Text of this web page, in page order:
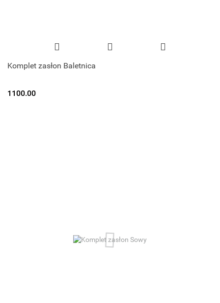
Komplet zasłon Baletnica
1100.00